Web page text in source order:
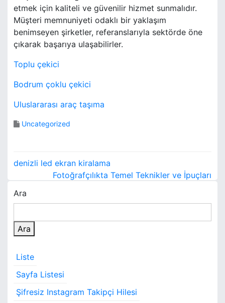
etmek için kaliteli ve güvenilir hizmet sunmalıdır.
Müşteri memnuniyeti odaklı bir yaklaşım
benimseyen şirketler, referanslarıyla sektörde öne
çıkarak başarıya ulaşabilirler.
Toplu çekici
Bodrum çoklu çekici
Uluslararası araç taşıma
Uncategorized
Y
z
ı
g
e
z
i
denizli led ekran kiralama
Fotoğrafçılıkta Temel Teknikler ve İpuçları
Ara
Ara
Liste
Sayfa Listesi
Şifresiz Instagram Takipçi Hilesi